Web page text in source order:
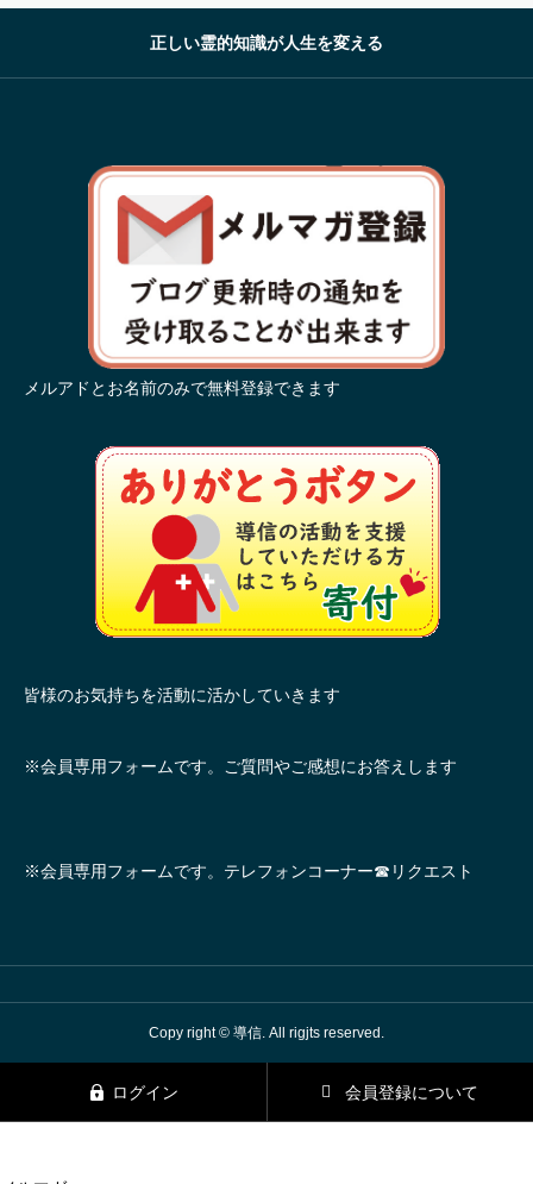
正しい霊的知識が人生を変える
メルアドとお名前のみで無料登録できます
皆様のお気持ちを活動に活かしていきます
※会員専用フォームです。ご質問やご感想にお答えします
※会員専用フォームです。テレフォンコーナー☎リクエスト
Copy right © 導信. All rigjts reserved.
ログイン 会員登録について